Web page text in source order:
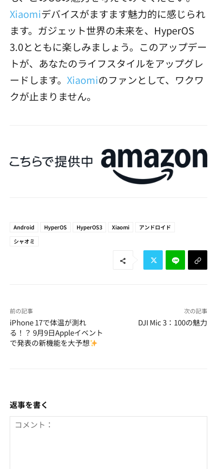
Xiaomiデバイスがますます魅力的に感じられ
ます。ガジェット世界の未来を、HyperOS
3.0とともに楽しみましょう。このアップデー
トが、あなたのライフスタイルをアップグレ
ードします。 Xiaomiのファンとして、ワクワ
クが止まりません。
Android HyperOS HyperOS3 Xiaomi
アンドロイド
シャオミ
前の記事
iPhone 17で体温が測れ
る！？ 9月9日Appleイベント
で発表の新機能を大予想
次の記事
DJI Mic 3：100の魅力
返事を書く